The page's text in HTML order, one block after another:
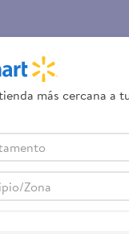
más cercana a
Zona